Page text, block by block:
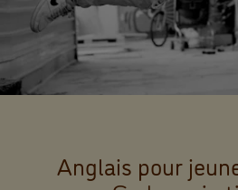
Anglais pour